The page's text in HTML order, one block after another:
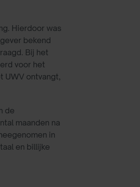
Hierdoor was
bekend
Bij het
voor het
UWV ontvangt,
de
maanden na
in
en billijke